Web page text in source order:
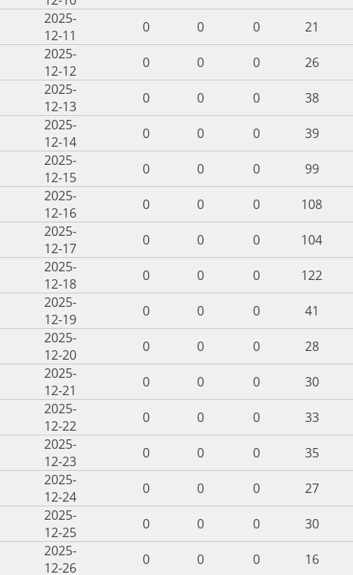
2025-
12-11
0 0 0
21
2025-
12-12
0 0 0
26
2025-
12-13
0 0 0
38
2025-
12-14
0 0 0
39
2025-
12-15
0 0 0
99
2025-
12-16
0 0 0
108
2025-
12-17
0 0 0
104
2025-
12-18
0 0 0
122
2025-
12-19
0 0 0
41
2025-
12-20
0 0 0
28
2025-
12-21
0 0 0
30
2025-
12-22
0 0 0
33
2025-
12-23
0 0 0
35
2025-
12-24
0 0 0
27
2025-
12-25
0 0 0
30
2025-
12-26
0 0 0
16